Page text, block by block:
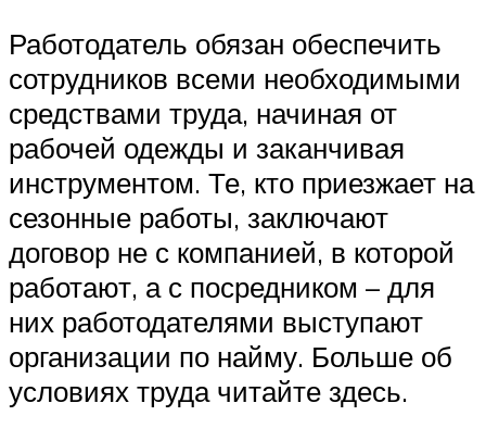
Работодатель обязан обеспечить
сотрудников всеми необходимыми
средствами труда, начиная от
рабочей одежды и заканчивая
инструментом. Те, кто приезжает на
сезонные работы, заключают
договор не с компанией, в которой
работают, а с посредником – для
них работодателями выступают
организации по найму. Больше об
условиях труда читайте здесь.